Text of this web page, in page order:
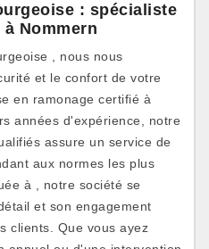
: spécialiste
Nommern
, nous nous
et le confort de votre
en ramonage certifié à
années d'expérience, notre
assure un service de
aux normes les plus
à , notre société se
et son engagement
clients. Que vous ayez